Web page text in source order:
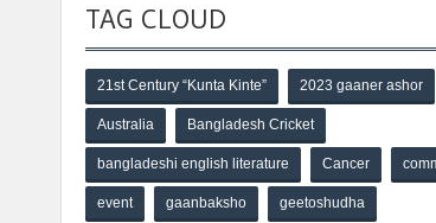
TAG CLOUD
21st Century “Kunta Kinte” 2023 gaaner ashor
Australia Bangladesh Cricket
bangladeshi english literature Cancer
event gaanbaksho geetoshudha